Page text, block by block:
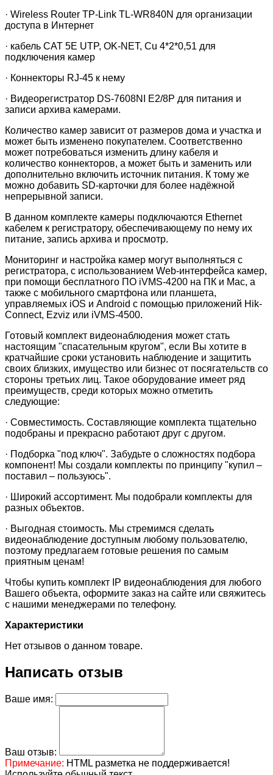
· Wireless Router TP-Link TL-WR840N для организации
доступа в Интернет
· кабель CAT 5E UTP, OK-NET, Cu 4*2*0,51 для
подключения камер
· Коннекторы RJ-45 к нему
· Видеорегистратор DS-7608NI E2/8P для питания и
записи архива камерами.
Количество камер зависит от размеров дома и участка и
может быть изменено покупателем. Соответственно
может потребоваться изменить длину кабеля и
количество коннекторов, а может быть и заменить или
дополнительно включить источник питания. К тому же
можно добавить SD-карточки для более надёжной
непрерывной записи.
В данном комплекте камеры подключаются Ethernet
кабелем к регистратору, обеспечивающему по нему их
питание, запись архива и просмотр.
Мониторинг и настройка камер могут выполняться с
регистратора, с использованием Web-интерфейса камер,
при помощи бесплатного ПО iVMS-4200 на ПК и Mac, а
также с мобильного смартфона или планшета,
управляемых iOS и Android с помощью приложений Hik-
Connect, Ezviz или iVMS-4500.
Готовый комплект видеонаблюдения может стать
настоящим "спасательным кругом", если Вы хотите в
кратчайшие сроки установить наблюдение и защитить
своих близких, имущество или бизнес от посягательств со
стороны третьих лиц. Такое оборудование имеет ряд
преимуществ, среди которых можно отметить
следующие:
· Совместимость. Составляющие комплекта тщательно
подобраны и прекрасно работают друг с другом.
· Подборка "под ключ". Забудьте о сложностях подбора
компонент! Мы создали комплекты по принципу "купил –
поставил – пользуюсь".
· Широкий ассортимент. Мы подобрали комплекты для
разных объектов.
· Выгодная стоимость. Мы стремимся сделать
видеонаблюдение доступным любому пользователю,
поэтому предлагаем готовые решения по самым
приятным ценам!
Чтобы купить комплект IP видеонаблюдения для любого
Вашего объекта, оформите заказ на сайте или свяжитесь
с нашими менеджерами по телефону.
Характеристики
Нет отзывов о данном товаре.
Написать отзыв
Ваше имя:
Ваш отзыв:
Примечание: HTML разметка не поддерживается!